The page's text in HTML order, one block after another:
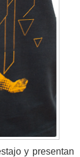
y presentan